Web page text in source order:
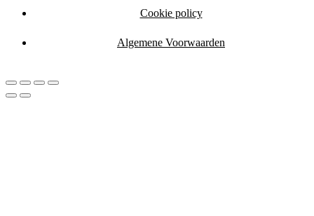
Cookie policy
Algemene Voorwaarden